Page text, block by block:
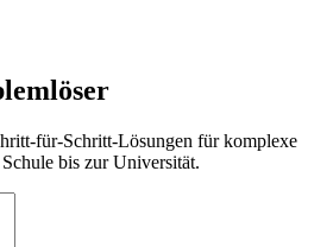
für-Schritt-Lösungen für komplexe
bis zur Universität.